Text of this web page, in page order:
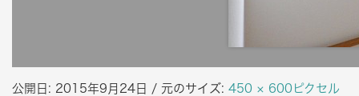
公開日: 2015年9月24日 / 元のサイズ: 450 × 600ピクセル